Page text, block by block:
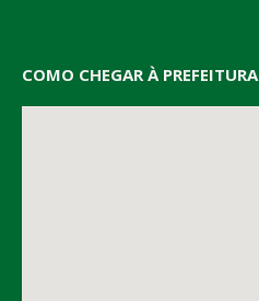
COMO CHEGAR À PREFEITURA